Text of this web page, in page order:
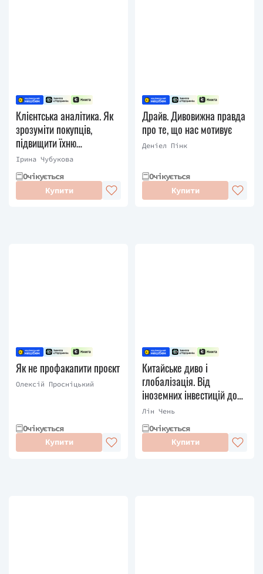
Клієнтська аналітика. Як
зрозуміти покупців,
підвищити їхню
лояльність і збільшити
доходи компанії
Ірина Чубукова
Очікується
Купити
Драйв. Дивовижна правда
про те, що нас мотивує
Деніел Пінк
Очікується
Купити
Як не профакапити проєкт
Олексій Просніцький
Очікується
Купити
Китайське диво і
глобалізація. Від
іноземних інвестицій до
місцевих компаній-
чемпіонів
Лін Чень
Очікується
Купити